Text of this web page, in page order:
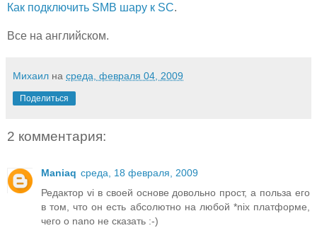
Как подключить SMB шару к SC.
Все на английском.
Михаил на среда, февраля 04, 2009
Поделиться
2 комментария:
Maniaq среда, 18 февраля, 2009
Редактор vi в своей основе довольно прост, а польза его
в том, что он есть абсолютно на любой *nix платформе,
чего о nano не сказать :-)